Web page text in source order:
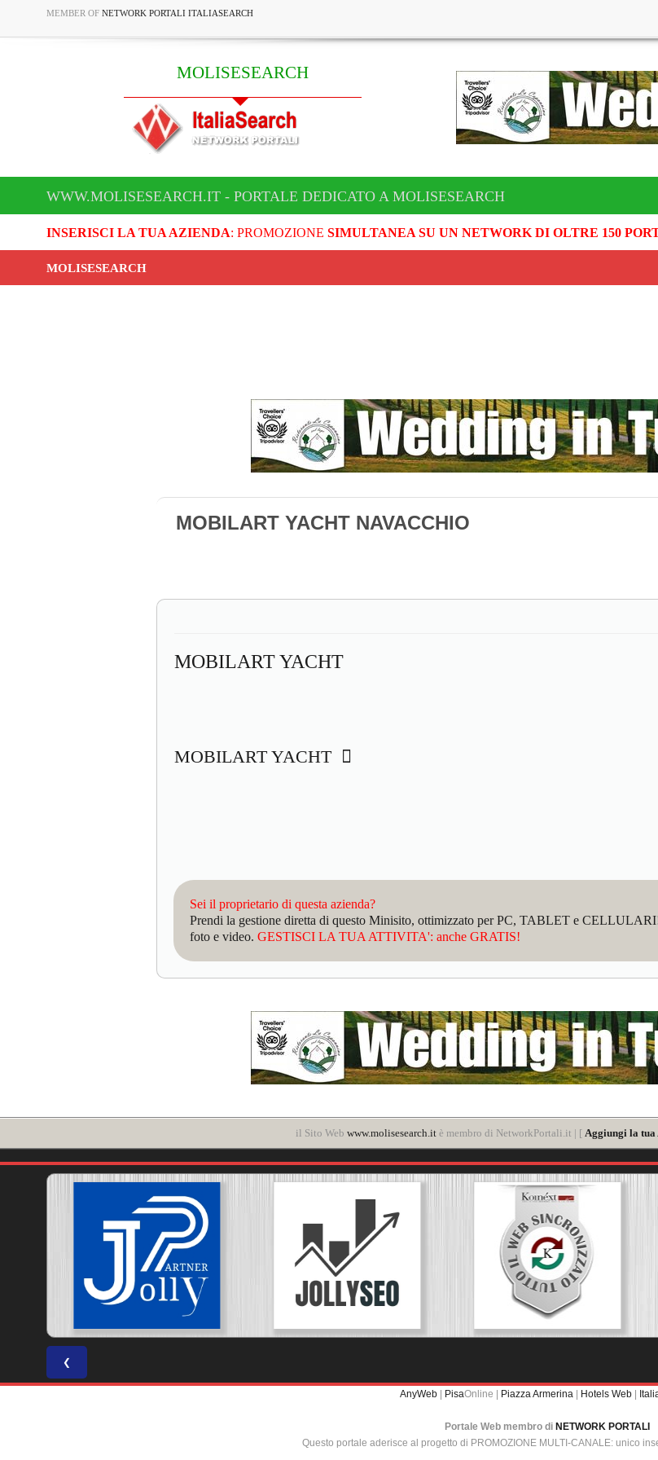
MEMBER OF NETWORK PORTALI ITALIASEARCH
MOLISESEARCH
WWW.MOLISESEARCH.IT - PORTALE DEDICATO A MOLISESEARCH
INSERISCI LA TUA AZIENDA: PROMOZIONE SIMULTANEA SU UN NETWORK DI OLTRE 150
MOLISESEARCH
MOBILART YACHT NAVACCHIO
MOBILART YACHT
MOBILART YACHT
Sei il proprietario di questa azienda?
Prendi la gestione diretta di questo Minisito, ottimizzato per PC, TABLET e
foto e video. GESTISCI LA TUA ATTIVITA': anche GRATIS!
il Sito Web www.molisesearch.itè membro di NetworkPortali.it | [ Aggiungi la
❮
AnyWeb | PisaOnline | Piazza Armerina | Hotels Web |
Portale Web membro di NETWORK PORTALI
Questo portale aderisce al progetto di PROMOZIONE MULTI-CANALE: unico